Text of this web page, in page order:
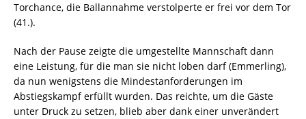
Torchance, die Ballannahme verstolperte er frei vor dem Tor
(41.).
Nach der Pause zeigte die umgestellte Mannschaft dann
eine Leistung, für die man sie nicht loben darf (Emmerling),
da nun wenigstens die Mindestanforderungen im
Abstiegskampf erfüllt wurden. Das reichte, um die Gäste
unter Druck zu setzen, blieb aber dank einer unverändert